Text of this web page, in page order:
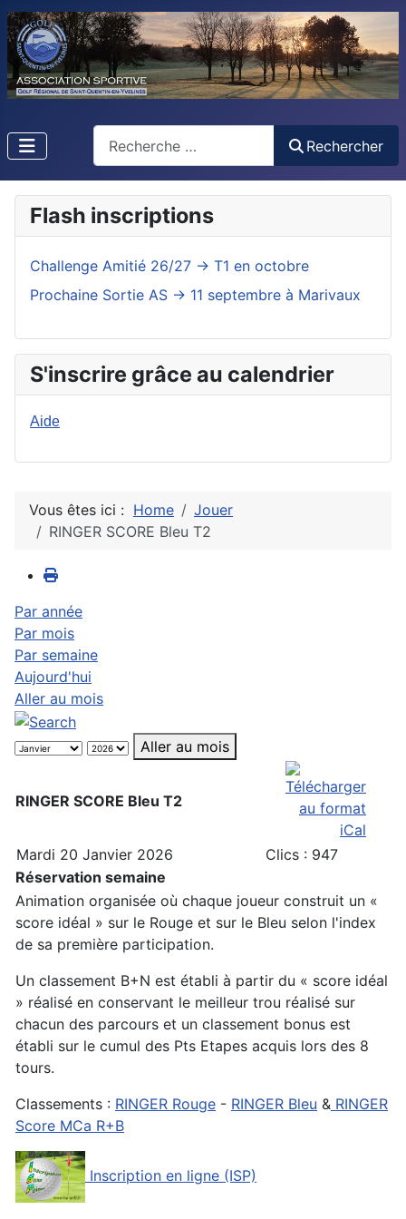
Rechercher
Flash inscriptions
Challenge Amitié 26/27 -> T1 en octobre
Prochaine Sortie AS -> 11 septembre à Marivaux
S'inscrire grâce au calendrier
Aide
Vous êtes ici : Home
Jouer
RINGER SCORE Bleu T2
Par année
Par mois
Par semaine
Aujourd'hui
Aller au mois
Aller au mois
RINGER SCORE Bleu T2
Mardi 20 Janvier 2026 Clics : 947
Réservation semaine
Animation organisée où chaque joueur construit un «
score idéal » sur le Rouge et sur le Bleu selon l'index
de sa première participation.
Un classement B+N est établi à partir du « score idéal
» réalisé en conservant le meilleur trou réalisé sur
chacun des parcours et un classement bonus est
établi sur le cumul des Pts Etapes acquis lors des 8
tours.
Classements : RINGER Rouge - RINGER Bleu & RINGER
Score MCa R+B
Inscription en ligne (ISP)